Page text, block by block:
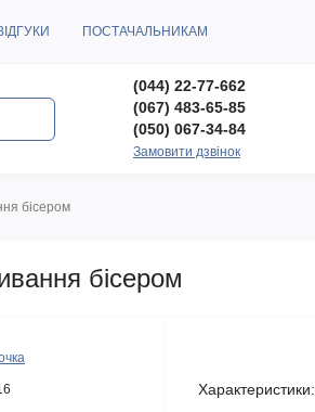
ПОСТАЧАЛЬНИКАМ
(044) 22-77-662
(067) 483-65-85
(050) 067-34-84
Замовити дзвінок
бісером
бісером
Характеристики: